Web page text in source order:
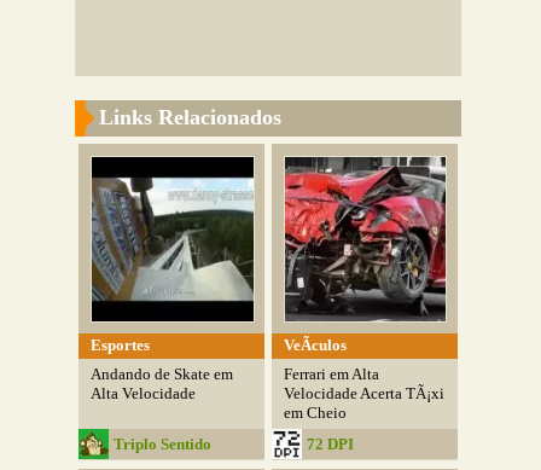
Links Relacionados
Esportes
Andando de Skate em
Alta Velocidade
Triplo Sentido
VeÃ­culos
Ferrari em Alta
Velocidade Acerta TÃ¡xi
em Cheio
72 DPI